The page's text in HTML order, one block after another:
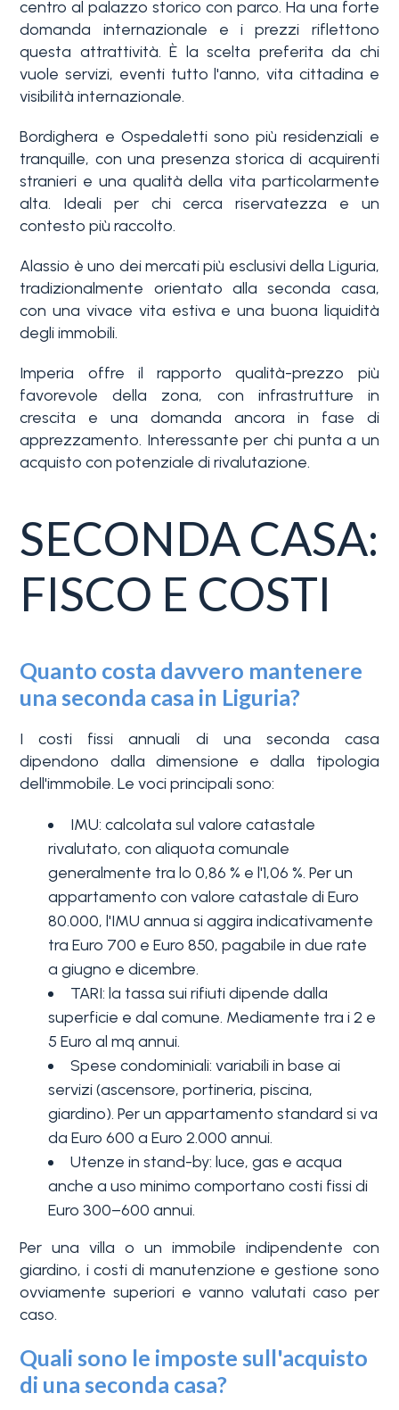
centro al palazzo storico con parco. Ha una forte
domanda internazionale e i prezzi riflettono
questa attrattività. È la scelta preferita da chi
vuole servizi, eventi tutto l'anno, vita cittadina e
visibilità internazionale.
Bordighera e Ospedaletti sono più residenziali e
tranquille, con una presenza storica di acquirenti
stranieri e una qualità della vita particolarmente
alta. Ideali per chi cerca riservatezza e un
contesto più raccolto.
Alassio è uno dei mercati più esclusivi della Liguria,
tradizionalmente orientato alla seconda casa,
con una vivace vita estiva e una buona liquidità
degli immobili.
Imperia offre il rapporto qualità-prezzo più
favorevole della zona, con infrastrutture in
crescita e una domanda ancora in fase di
apprezzamento. Interessante per chi punta a un
acquisto con potenziale di rivalutazione.
SECONDA CASA:
FISCO E COSTI
Quanto costa davvero mantenere
una seconda casa in Liguria?
I costi fissi annuali di una seconda casa
dipendono dalla dimensione e dalla tipologia
dell'immobile. Le voci principali sono:
IMU: calcolata sul valore catastale
rivalutato, con aliquota comunale
generalmente tra lo 0,86 % e l'1,06 %. Per un
appartamento con valore catastale di Euro
80.000, l'IMU annua si aggira indicativamente
tra Euro 700 e Euro 850, pagabile in due rate
a giugno e dicembre.
TARI: la tassa sui rifiuti dipende dalla
superficie e dal comune. Mediamente tra i 2 e
5 Euro al mq annui.
Spese condominiali: variabili in base ai
servizi (ascensore, portineria, piscina,
giardino). Per un appartamento standard si va
da Euro 600 a Euro 2.000 annui.
Utenze in stand-by: luce, gas e acqua
anche a uso minimo comportano costi fissi di
Euro 300–600 annui.
Per una villa o un immobile indipendente con
giardino, i costi di manutenzione e gestione sono
ovviamente superiori e vanno valutati caso per
caso.
Quali sono le imposte sull'acquisto
di una seconda casa?